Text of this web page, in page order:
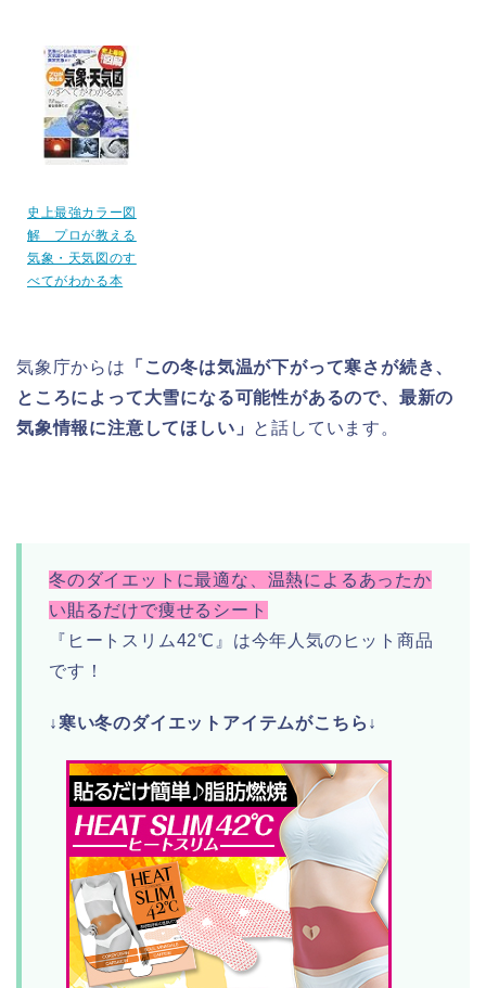
史上最強カラー図
解 プロが教える
気象・天気図のす
べてがわかる本
気象庁からは
「この冬は気温が下がって寒さが続き、
ところによって大雪になる可能性があるので、最新の
気象情報に注意してほしい」 と話しています。
冬のダイエットに最適な、温熱によるあったか
い貼るだけで痩せるシート
『ヒートスリム42℃』 は今年人気のヒット商品
です！
↓寒い冬のダイエットアイテムがこちら↓